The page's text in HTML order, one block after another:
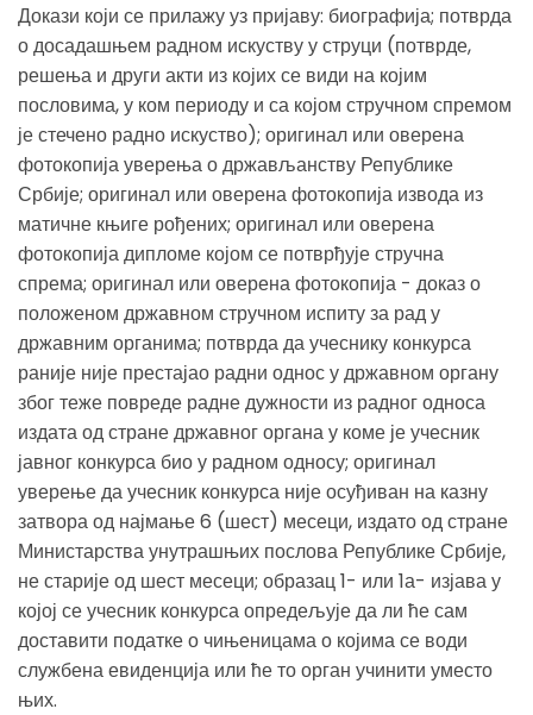
Докази који се прилажу уз пријаву: биографија; потврда
о досадашњем радном искуству у струци (потврде,
решења и други акти из којих се види на којим
пословима, у ком периоду и са којом стручном спремом
је стечено радно искуство); оригинал или оверена
фотокопија уверења о држављанству Републике
Србије; оригинал или оверена фотокопија извода из
матичне књиге рођених; оригинал или оверена
фотокопија дипломе којом се потврђује стручна
спрема; оригинал или оверена фотокопија - доказ о
положеном државном стручном испиту за рад у
државним органима; потврда да учеснику конкурса
раније није престајао радни однос у државном органу
због теже повреде радне дужности из радног односа
издата од стране државног органа у коме је учесник
јавног конкурса био у радном односу; оригинал
уверење да учесник конкурса није осуђиван на казну
затвора од најмање 6 (шест) месеци, издато од стране
Министарства унутрашњих послова Републике Србије,
не старије од шест месеци; образац 1- или 1а- изјава у
којој се учесник конкурса опредељује да ли ће сам
доставити податке о чињеницама о којима се води
службена евиденција или ће то орган учинити уместо
њих.